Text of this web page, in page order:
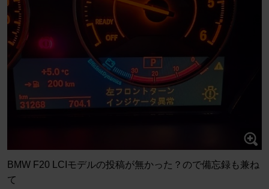
BMW F20 LCIモデルの投稿が無かった？ので備忘録も兼ね
て